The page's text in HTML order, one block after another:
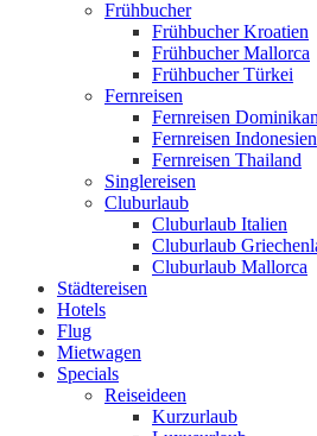
Frühbucher
Frühbucher Kroatien
Frühbucher Mallorca
Frühbucher Türkei
Fernreisen
Fernreisen
Fernreisen Indonesien
Fernreisen Thailand
Singlereisen
Cluburlaub
Cluburlaub Italien
Cluburlaub
Cluburlaub Mallorca
Städtereisen
Hotels
Flug
Mietwagen
Specials
Reiseideen
Kurzurlaub